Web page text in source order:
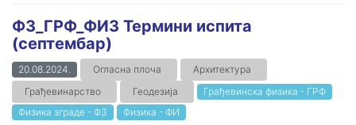
ФЗ_ГРФ_ФИЗ Термини испита
(септембар)
20.08.2024. Огласна плоча
Архитектура
Грађевинарство
Геодезија
Грађевинска физика - ГРФ
Физика зграде - ФЗ
Физика - ФИ